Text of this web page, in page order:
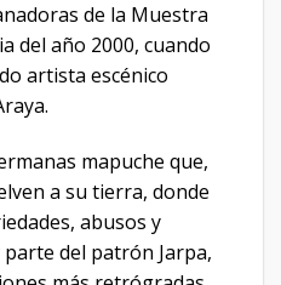
de la Muestra
del año 2000, cuando
artista escénico
mapuche que,
a su tierra, donde
abusos y
del patrón Jarpa,